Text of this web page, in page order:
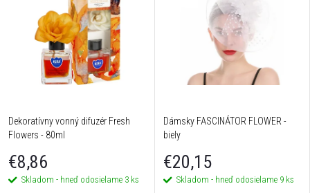
Dekoratívny vonný difuzér Fresh
Flowers - 80ml
€8,86
Skladom - hneď odosielame 3 ks
Dámsky FASCINÁTOR FLOWER -
biely
€20,15
Skladom - hneď odosielame 9 ks